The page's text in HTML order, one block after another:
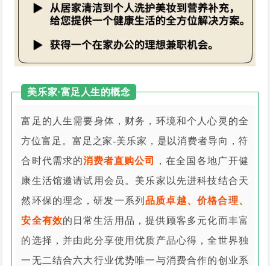
美乐家·富足人生的概念
富足的人生需要身体，财务，环境和个人心灵的全
方位富足。富足之家-美乐家，是以消费者导向，符
合时代需求的消费者直购公司
，在全国各地广开健
康生活馆邀请试用会员。美乐家以先进科技结合天
然环保的理念，研发一系列 品质卓越、价格合理、
安全有效的日常生活用品，提供顾客多元化而丰富
的选择，并由此分享使用优质产品心得，全世界独
一无二结合六大行业优势唯一与消费合作的创业系